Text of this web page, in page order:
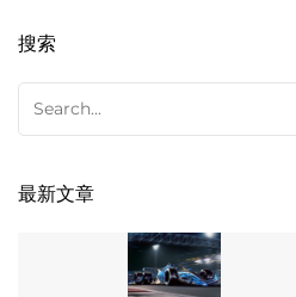
搜索
for:
最新文章